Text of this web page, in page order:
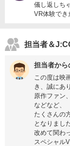
儀し返しち
VR体験でき
担当者＆
担当者から
この度は映
き、誠にあ
原作ファン
などなど、
たくさんの
となりまし
改めて関わ
スペシャル